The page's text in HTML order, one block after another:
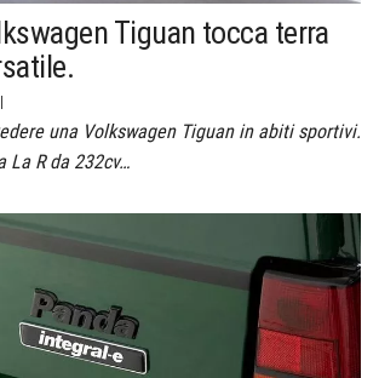
Tiguan tocca terra
una Volkswagen Tiguan in abiti sportivi.
La R da 232cv…